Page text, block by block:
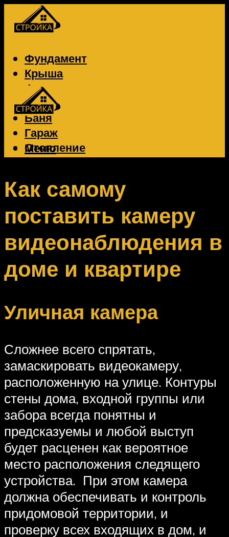
Фундамент
Крыша
Фасад
Забор
Баня
Гараж
Отопление
Вентиляция
Меню
Меню
Как самому
поставить камеру
видеонаблюдения в
доме и квартире
Уличная камера
Сложнее всего спрятать,
замаскировать видеокамеру,
расположенную на улице. Контуры
стены дома, входной группы или
забора всегда понятны и
предсказуемы и любой выступ
будет расценен как вероятное
место расположения следящего
устройства. При этом камера
должна обеспечивать и контроль
придомовой территории, и
проверку всех входящих в дом, и